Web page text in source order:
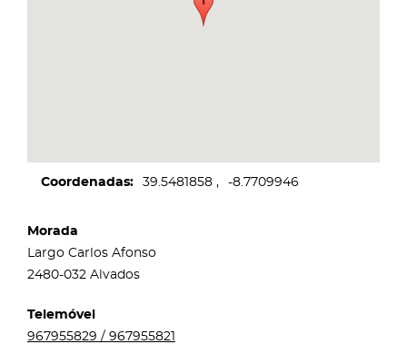
Coordenadas 39.5481858 -8.7709946
Morada
Largo Carlos Afonso
2480-032 Alvados
Telemóvel
967955829 / 967955821